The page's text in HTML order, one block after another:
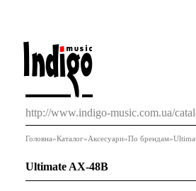
http://www.indigo-music.com.ua/
Головна»Каталог»Аксесуари»По брендам»
Ultimate AX-48B